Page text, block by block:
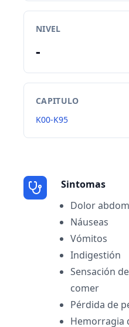
NIVEL
-
CAPITULO
K00-K95
Sintomas
Dolor
Náuseas
Vómitos
Indigestión
Sensación
comer
Pérdida de
Hemorragia